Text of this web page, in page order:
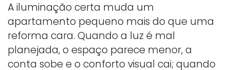
A iluminação certa muda um
apartamento pequeno mais do que uma
reforma cara. Quando a luz é mal
planejada, o espaço parece menor, a
conta sobe e o conforto visual cai; quando